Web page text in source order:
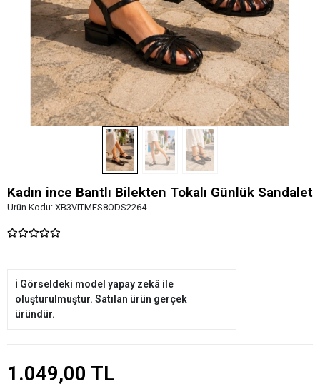
Kadın ince Bantlı Bilekten Tokalı Günlük Sandalet
Ürün Kodu: XB3VITMFS8ODS2264
ℹ️ Görseldeki model yapay zekâ ile
oluşturulmuştur. Satılan ürün gerçek
üründür.
1.049,00 TL